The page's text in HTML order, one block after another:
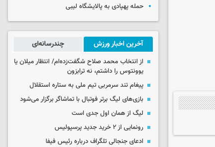
حمله پهپادی به پالایشگاه لیبی
آخرین اخبار ورزش چندرسانه‌ای
از انتخاب محمد صلاح شگفت‌زده‌ام/ انتظار میلان یا
یوونتوس را داشتم، نه ترابزون
پیغام تند سرمربی تیم ملی به ستاره استقلال
بازی‌های لیگ برتر فوتبال با تماشاگر برگزار می‌شود
لیگ از همان اول جدی است
رونمایی از ۲ خرید جدید پرسپولیس
ادعای جنجالی تلگراف درباره رئیس فیفا